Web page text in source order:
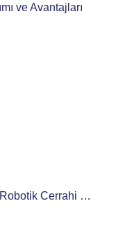
ve Avantajları
Kullanımı